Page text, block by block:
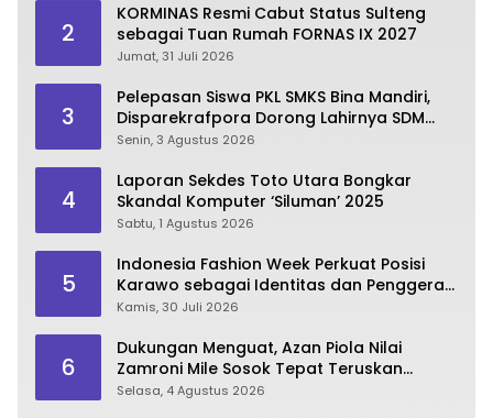
2
KORMINAS Resmi Cabut Status Sulteng
sebagai Tuan Rumah FORNAS IX 2027
Jumat, 31 Juli 2026
3
Pelepasan Siswa PKL SMKS Bina Mandiri,
Disparekrafpora Dorong Lahirnya SDM
Pariwisata Unggul
Senin, 3 Agustus 2026
4
Laporan Sekdes Toto Utara Bongkar
Skandal Komputer ‘Siluman’ 2025
Sabtu, 1 Agustus 2026
5
Indonesia Fashion Week Perkuat Posisi
Karawo sebagai Identitas dan Penggerak
Ekonomi Kreatif Gorontalo
Kamis, 30 Juli 2026
6
Dukungan Menguat, Azan Piola Nilai
Zamroni Mile Sosok Tepat Teruskan
Pembangunan Bone Bolango
Selasa, 4 Agustus 2026